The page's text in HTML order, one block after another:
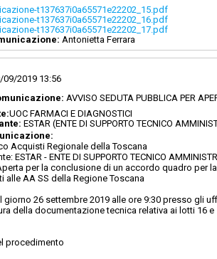
t137637i0a65571e22202_15.pdf
t137637i0a65571e22202_16.pdf
t137637i0a65571e22202_17.pdf
Antonietta Ferrara
09/2019 13:56
AVVISO SEDUTA PUBBLICA PER
UOC FARMACI E DIAGNOSTICI
ESTAR (ENTE DI SUPPORTO TECNICO
Acquisti Regionale della Toscana
ESTAR - ENTE DI SUPPORTO TECNICO
per la conclusione di un accordo quadro per
alle AA SS della Regione Toscana
giorno 26 settembre 2019 alle ore 9:30 presso gli
della documentazione tecnica relativa ai lotti 16
procedimento